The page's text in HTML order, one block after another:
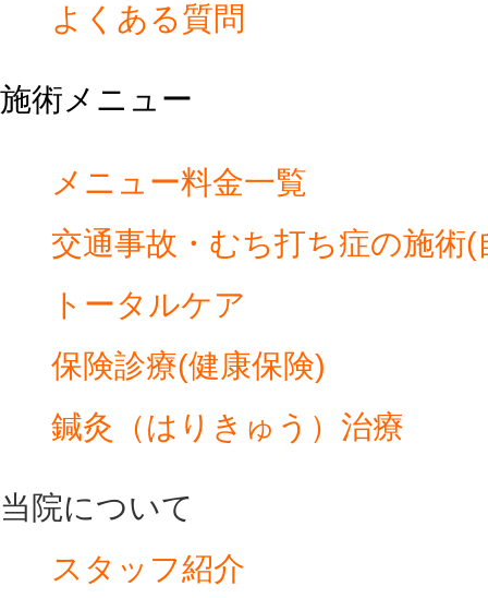
よくある質問
施術メニュー
メニュー料金一覧
交通事故・むち打ち症の施術(
トータルケア
保険診療(健康保険)
鍼灸（はりきゅう）治療
当院について
スタッフ紹介